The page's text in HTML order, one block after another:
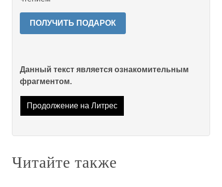
ПОЛУЧИТЬ ПОДАРОК
Данный текст является ознакомительным
фрагментом.
Продолжение на Литрес
Читайте также